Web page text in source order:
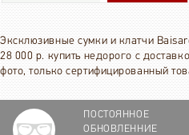
Эксклюзивные сумки и клатчи
28 000 р. купить недорого с
фото, только сертифицированный
ПОСТОЯННОЕ
ОБНОВЛЕННИЕ